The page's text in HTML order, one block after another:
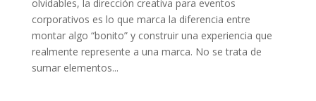
olvidables, la dirección creativa para eventos
corporativos es lo que marca la diferencia entre
montar algo “bonito” y construir una experiencia que
realmente represente a una marca. No se trata de
sumar elementos...